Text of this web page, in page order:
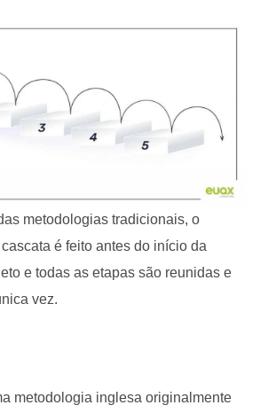
metodologias tradicionais, o
é feito antes do início da
e todas as etapas são reunidas e
vez.
metodologia inglesa originalmente